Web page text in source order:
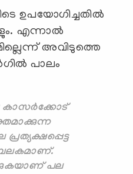
ഉപയോഗിച്ചതില്‍
എന്നാല്‍
അവിടുത്തെ
പാലം
കാസര്‍ക്കോട്
പല